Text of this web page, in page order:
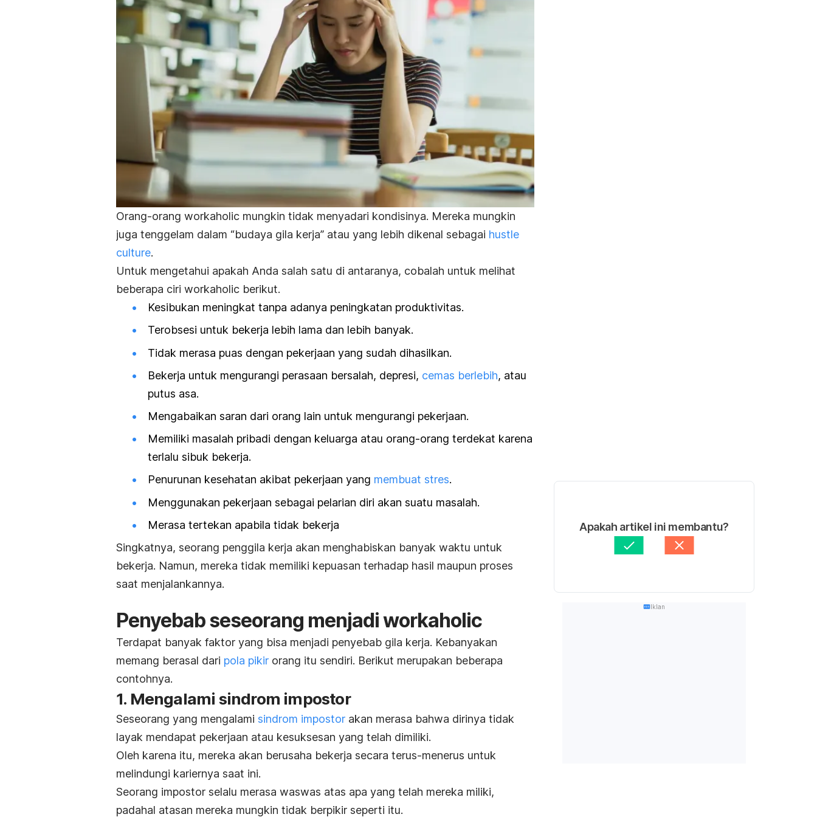
Orang-orang workaholic mungkin tidak menyadari kondisinya. Mereka mungkin
juga tenggelam dalam “budaya gila kerja” atau yang lebih dikenal sebagai hustle
culture.
Untuk mengetahui apakah Anda salah satu di antaranya, cobalah untuk melihat
beberapa ciri workaholic berikut.
Kesibukan meningkat tanpa adanya peningkatan produktivitas.
Terobsesi untuk bekerja lebih lama dan lebih banyak.
Tidak merasa puas dengan pekerjaan yang sudah dihasilkan.
Bekerja untuk mengurangi perasaan bersalah, depresi, cemas berlebih, atau
putus asa.
Mengabaikan saran dari orang lain untuk mengurangi pekerjaan.
Memiliki masalah pribadi dengan keluarga atau orang-orang terdekat karena
terlalu sibuk bekerja.
Penurunan kesehatan akibat pekerjaan yang membuat stres.
Menggunakan pekerjaan sebagai pelarian diri akan suatu masalah.
Merasa tertekan apabila tidak bekerja
Singkatnya, seorang penggila kerja akan menghabiskan banyak waktu untuk
bekerja. Namun, mereka tidak memiliki kepuasan terhadap hasil maupun proses
saat menjalankannya.
Penyebab seseorang menjadiworkaholic
Terdapat banyak faktor yang bisa menjadi penyebab gila kerja. Kebanyakan
memang berasal dari pola pikir orang itu sendiri. Berikut merupakan beberapa
contohnya.
1. Mengalami sindrom impostor
Seseorang yang mengalami sindrom impostor akan merasa bahwa dirinya tidak
layak mendapat pekerjaan atau kesuksesan yang telah dimiliki.
Oleh karena itu, mereka akan berusaha bekerja secara terus-menerus untuk
melindungi kariernya saat ini.
Seorang impostor selalu merasa waswas atas apa yang telah mereka miliki,
padahal atasan mereka mungkin tidak berpikir seperti itu.
Apakah artikel ini membantu?
Iklan